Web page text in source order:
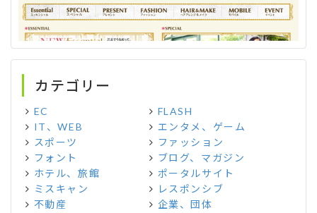
カテゴリー
EC
FLASH
IT、WEB
エンタメ、ゲーム
スポーツ
ファッション
フォント
ブログ、マガジン
ホテル、旅館
ポータルサイト
ミスキャン
レスポンシブ
不動産
企業、団体